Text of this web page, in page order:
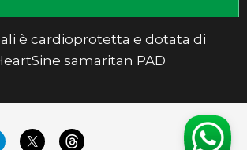
è cardioprotetta e dotata di
samaritan PAD